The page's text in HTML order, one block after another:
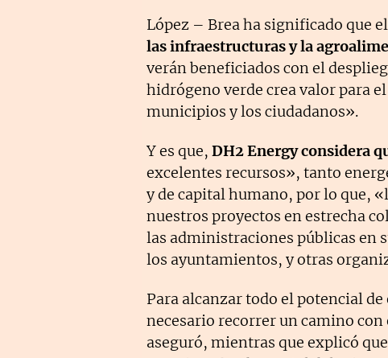
López – Brea ha significado que el
las infraestructuras y la
verán beneficiados con el
hidrógeno verde crea valor para
municipios y los ciudadanos».
Y es que, DH2 Energy considera
excelentes recursos», tanto
y de capital humano, por lo que,
nuestros proyectos en estrecha
las administraciones públicas en
los ayuntamientos, y otras
Para alcanzar todo el potencial
necesario recorrer un camino
aseguró, mientras que explicó